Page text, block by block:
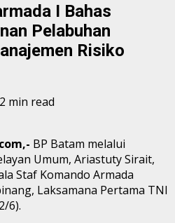
I Bahas
Pelabuhan
Risiko
2 min read
BP Batam melalui
Umum, Ariastuty Sirait,
Staf Komando Armada
Laksamana Pertama TNI
6).